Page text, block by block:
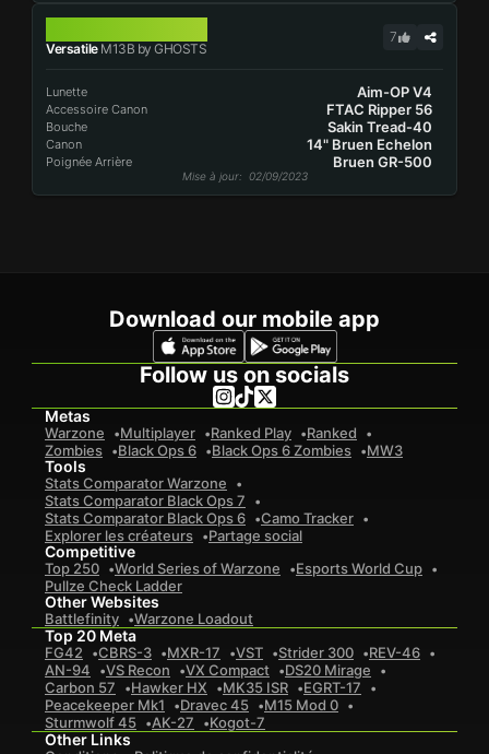
VersatileM13B by GHOSTS
7
Lunette Aim-OP V4
Accessoire Canon FTAC Ripper 56
Bouche Sakin Tread-40
Canon 14" Bruen Echelon
Poignée Arrière Bruen GR-500
Mise à jour: 02/09/2023
Download our mobile app
Follow us on socials
Metas
Warzone Multiplayer Ranked Play
Ranked
Zombies
Black Ops 6 Black Ops 6 Zombies MW3
Tools
Stats Comparator Warzone
Stats Comparator Black Ops 7
Stats Comparator Black Ops 6
Camo Tracker
Explorer les créateurs
Partage social
Competitive
Top 250 World Series of Warzone
Esports World Cup
Pullze Check Ladder
Other Websites
Battlefinity Warzone Loadout
Top 20 Meta
FG42 CBRS-3 MXR-17 VST Strider 300
REV-46
AN-94
VS Recon VX Compact
DS20 Mirage
Carbon 57
Hawker HX MK35 ISR
EGRT-17
Peacekeeper Mk1
Dravec 45
M15 Mod 0
Sturmwolf 45
AK-27 Kogot-7
Other Links